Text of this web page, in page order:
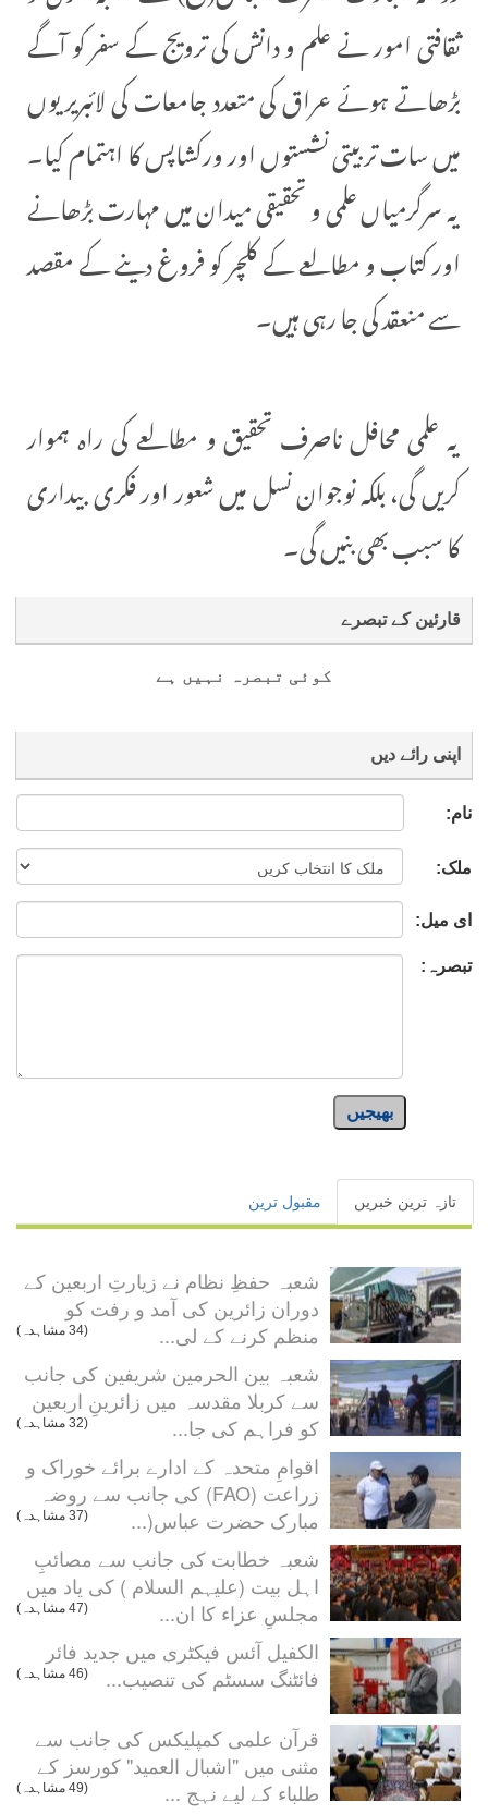
ثقافتی امور نے علم و دانش کی ترویج کے سفر کو آگے
بڑھاتے ہوئے عراق کی متعدد جامعات کی لائبریریوں
میں سات تربیتی نشستوں اور ورکشاپس کا اہتمام کیا۔
یہ سرگرمیاں علمی و تحقیقی میدان میں مہارت بڑھانے
اور کتاب و مطالعے کے کلچر کو فروغ دینے کے مقصد
سے منعقد کی جا رہی ہیں۔
یہ علمی محافل ناصرف تحقیق و مطالعے کی راہ ہموار
کریں گی، بلکہ نوجوان نسل میں شعور اور فکری بیداری
کا سبب بھی بنیں گی۔
قارئین کے تبصرے
کوئی تبصرہ نہیں ہے
اپنی رائے دیں
نام:
ملک:
ای میل:
تبصرہ:
بھیجیں
تازہ ترین خبریں مقبول ترین
شعبہ حفظِ نظام نے زیارتِ اربعین کے
دوران زائرین کی آمد و رفت کو
منظم کرنے کے لی...
(34 مشاہدہ)
شعبہ بین الحرمین شریفین کی جانب
سے کربلا مقدسہ میں زائرینِ اربعین
کو فراہم کی جا...
(32 مشاہدہ)
اقوامِ متحدہ کے ادارے برائے خوراک و
زراعت (FAO) کی جانب سے روضہ
مبارک حضرت عباس(...
(37 مشاہدہ)
شعبہ خطابت کی جانب سے مصائبِ
اہل بیت (علیہم السلام ) کی یاد میں
مجلسِ عزاء کا ان...
(47 مشاہدہ)
الکفیل آئس فیکٹری میں جدید فائر
فائٹنگ سسٹم کی تنصیب...
(46 مشاہدہ)
قرآن علمی کمپلیکس کی جانب سے
مثنی میں "اشبال العميد" کورسز کے
طلباء کے لیے نہج ...
(49 مشاہدہ)